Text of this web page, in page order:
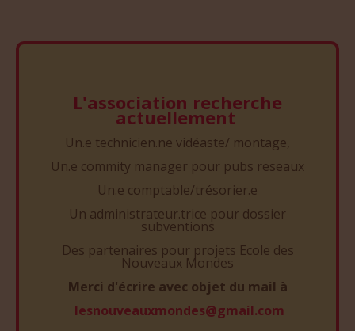
L'association recherche
actuellement
Un.e technicien.ne vidéaste/ montage,
Un.e commity manager pour pubs reseaux
Un.e comptable/trésorier.e
Un administrateur.trice pour dossier
subventions
Des partenaires pour projets Ecole des
Nouveaux Mondes
Merci d'écrire avec objet du mail à
lesnouveauxmondes@gmail.com